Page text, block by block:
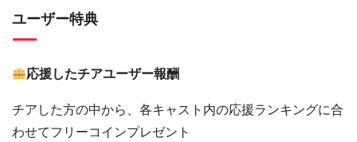
ユーザー特典
応援したチアユーザー報酬
チアした方の中から、各キャスト内の応援ランキングに合
わせてフリーコインプレゼント